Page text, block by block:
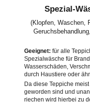
Spezial-
(Klopfen, Waschen,
Geeignet: für alle
Spezialwäsche für
Wasserschäden,
durch Haustiere oder
Da diese Teppiche
geworden sind und
riechen wird hierbei zu